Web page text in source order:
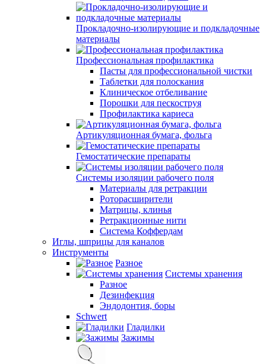
Прокладочно-изолирующие и подкладочные
материалы
Профессиональная профилактика
Пасты для профессиональной чистки
Таблетки для полоскания
Клиническое отбеливание
Порошки для пескоструя
Профилактика кариеса
Артикуляционная бумага, фольга
Гемостатические препараты
Системы изоляции рабочего поля
Материалы для ретракции
Роторасширители
Матрицы, клинья
Ретракционные нити
Система Коффердам
Иглы, шприцы для каналов
Инструменты
Разное
Системы хранения
Разное
Дезинфекция
Эндодонтия, боры
Schwert
Гладилки
Зажимы